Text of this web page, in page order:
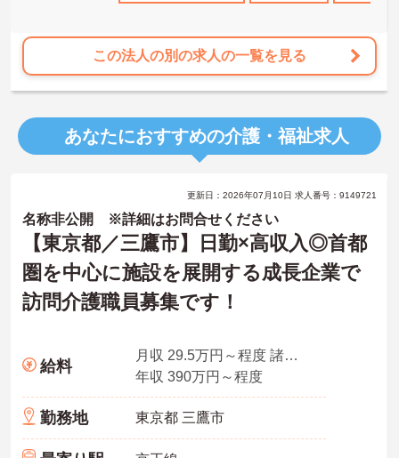
この法人の別の求人の一覧を見る
あなたにおすすめの介護・福祉求人
更新日：2026年07月10日 求人番号：9149721
名称非公開 ※詳細はお問合せください
【東京都／三鷹市】日勤×高収入◎首都
圏を中心に施設を展開する成長企業で
訪問介護職員募集です！
給料
月収 29.5万円～程度 諸手当込み※初任者研修以上
年収 390万円～程度
勤務地 東京都 三鷹市